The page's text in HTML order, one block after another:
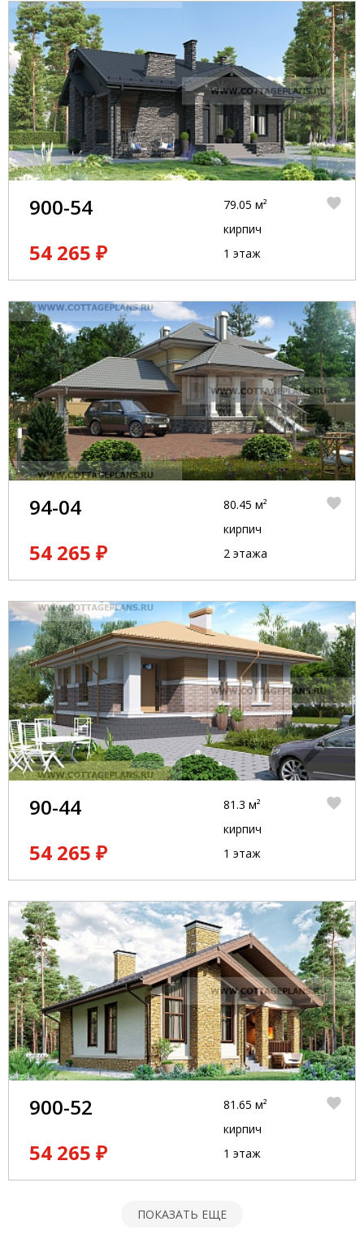
900-54
54 265 ₽
79.05 м²
кирпич
1 этаж
94-04
54 265 ₽
80.45 м²
кирпич
2 этажа
90-44
54 265 ₽
81.3 м²
кирпич
1 этаж
900-52
54 265 ₽
81.65 м²
кирпич
1 этаж
ПОКАЗАТЬ ЕЩЕ